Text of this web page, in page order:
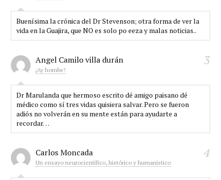
Buenísima la crónica del Dr Stevenson; otra forma de ver la
vida en la Guajira, que NO es solo po eeza y malas noticias..
Angel Camilo villa durán 3
¡Ay hombe!
Dr Marulanda que hermoso escrito dé amigo paisano dé
médico como sí tres vidas quisiera salvar. Pero se fueron
adiós no volverán en su mente están para ayudarte a
recordar…
Carlos Moncada 4
Un ensayo neurocientífico, histórico y humanístico